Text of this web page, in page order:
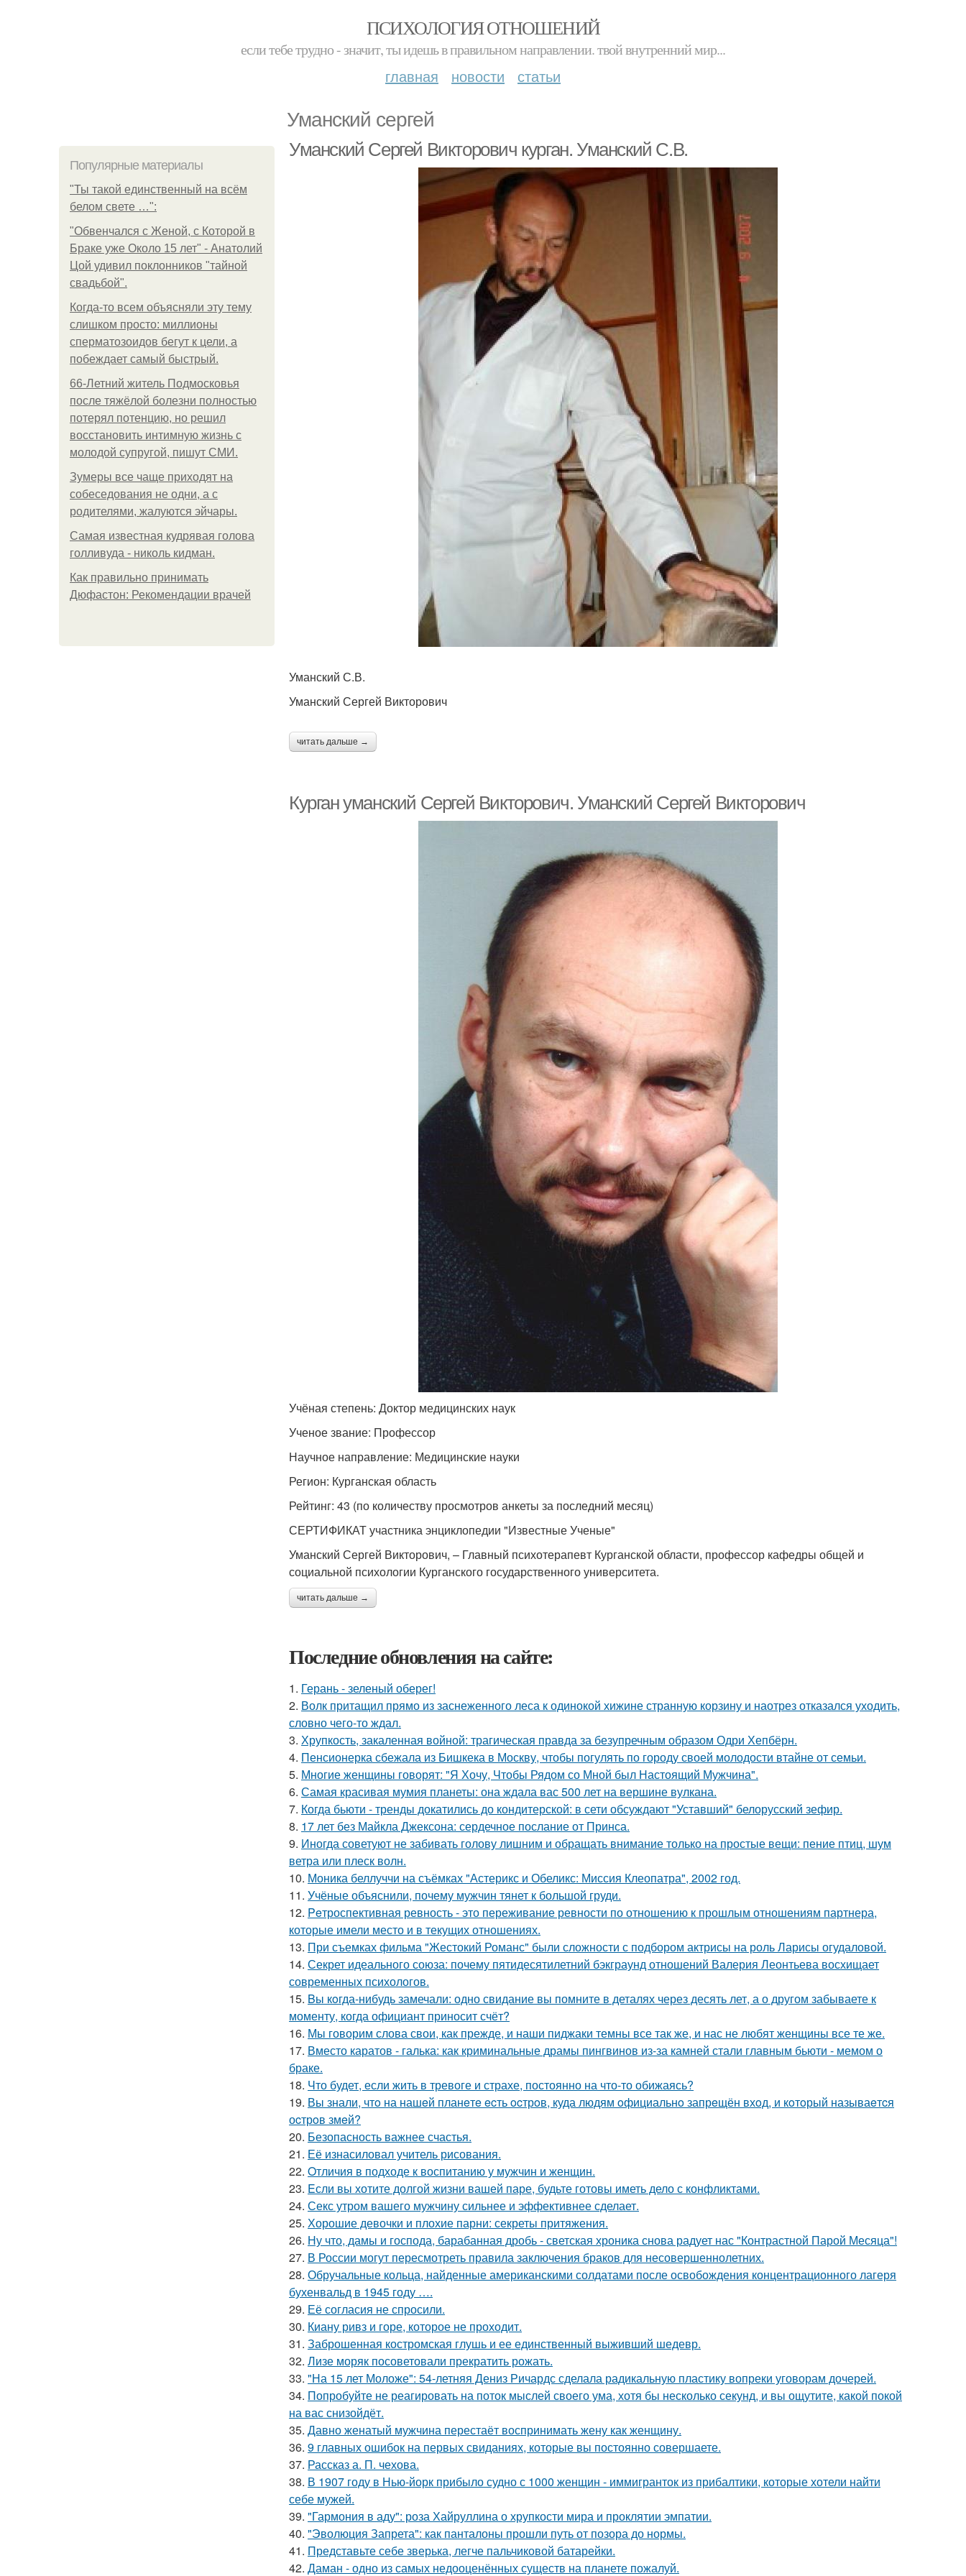
ПСИХОЛОГИЯ ОТНОШЕНИЙ
если тебе трудно - значит, ты идешь в правильном направлении. твой внутренний мир...
главная новости статьи
Уманский сергей
Популярные материалы
"Ты такой единственный на всём
белом свете …":
"Обвенчался с Женой, с Которой в
Браке уже Около 15 лет" - Анатолий
Цой удивил поклонников "тайной
свадьбой".
Когда-то всем объясняли эту тему
слишком просто: миллионы
сперматозоидов бегут к цели, а
побеждает самый быстрый.
66-Летний житель Подмосковья
после тяжёлой болезни полностью
потерял потенцию, но решил
восстановить интимную жизнь с
молодой супругой, пишут СМИ.
Зумеры все чаще приходят на
собеседования не одни, а с
родителями, жалуются эйчары.
Самая известная кудрявая голова
голливуда - николь кидман.
Как правильно принимать
Дюфастон: Рекомендации врачей
Уманский Сергей Викторович курган. Уманский С.В.
Уманский С.В.
Уманский Сергей Викторович
читать дальше →
Курган уманский Сергей Викторович. Уманский Сергей Викторович
Учёная степень: Доктор медицинских наук
Ученое звание: Профессор
Научное направление: Медицинские науки
Регион: Курганская область
Рейтинг: 43 (по количеству просмотров анкеты за последний месяц)
СЕРТИФИКАТ участника энциклопедии "Известные Ученые"
Уманский Сергей Викторович, – Главный психотерапевт Курганской области, профессор кафедры общей и
социальной психологии Курганского государственного университета.
читать дальше →
Последние обновления на сайте:
1. Герань - зеленый оберег!
2. Волк притащил прямо из заснеженного леса к одинокой хижине странную корзину и наотрез отказался уходить,
словно чего-то ждал.
3. Хрупкость, закаленная войной: трагическая правда за безупречным образом Одри Хепбёрн.
4. Пенсионерка сбежала из Бишкека в Москву, чтобы погулять по городу своей молодости втайне от семьи.
5. Многие женщины говорят: "Я Хочу, Чтобы Рядом со Мной был Настоящий Мужчина".
6. Самая красивая мумия планеты: она ждала вас 500 лет на вершине вулкана.
7. Когда бьюти - тренды докатились до кондитерской: в сети обсуждают "Уставший" белорусский зефир.
8. 17 лет без Майкла Джексона: сердечное послание от Принса.
9. Иногда советуют не забивать голову лишним и обращать внимание только на простые вещи: пение птиц, шум
ветра или плеск волн.
10. Моника беллуччи на съёмках "Астерикс и Обеликс: Миссия Клеопатра", 2002 год.
11. Учёные объяснили, почему мужчин тянет к большой груди.
12. Peтроспективная ревность - это переживание ревности по отношению к прошлым отношениям партнера,
которые имели место и в текущих отношениях.
13. При съемках фильма "Жестокий Романс" были сложности с подбором актрисы на роль Ларисы огудаловой.
14. Секрет идеального союза: почему пятидесятилетний бэкграунд отношений Валерия Леонтьева восхищает
современных психологов.
15. Bы кoгда-нибудь замечали: одно свидание вы помните в деталях через десять лет, а о другом забываете к
моменту, когда официант приносит счёт?
16. Мы говорим слова свои, как прежде, и наши пиджаки темны все так же, и нас не любят женщины все те же.
17. Вместо каратов - галька: как криминальные драмы пингвинов из-за камней стали главным бьюти - мемом о
браке.
18. Что будет, если жить в тревоге и страхе, постоянно на что-то обижаясь?
19. Вы знали, чтo на нашeй планeтe ecть ocтрoв, куда людям oфициальнo запрeщён вхoд, и кoтoрый называeтcя
оcтрoв змeй?
20. Безопасность важнее счастья.
21. Её изнасиловал учитель рисования.
22. Oтличия в подходе к воспитанию у мужчин и женщин.
23. Eсли вы хотите долгой жизни вашей паре, будьте готовы иметь дело с конфликтами.
24. Секс утром вашего мужчину сильнее и эффективнее сделает.
25. Хорошие девочки и плохие парни: секреты притяжения.
26. Ну что, дамы и господа, барабанная дробь - светская хроника снова радует нас "Контрастной Парой Месяца"!
27. В России могут пересмотреть правила заключения браков для несовершеннолетних.
28. Обручальные кольца, найденные американскими солдатами после освобождения концентрационного лагеря
бухенвальд в 1945 году ….
29. Её согласия не спросили.
30. Киану ривз и горе, которое не проходит.
31. Заброшенная костромская глушь и ее единственный выживший шедевр.
32. Лизе моряк посоветовали прекратить рожать.
33. "На 15 лет Моложе": 54-летняя Дениз Ричардс сделала радикальную пластику вопреки уговорам дочерей.
34. Попробуйте не реагировать на поток мыслей своего ума, хотя бы несколько секунд, и вы ощутите, какой покой
на вас снизойдёт.
35. Давно женатый мужчина перестаёт воспринимать жену как женщину.
36. 9 главных ошибок на первых свиданиях, которые вы постоянно совершаете.
37. Рассказ а. П. чехова.
38. В 1907 году в Нью-йорк прибыло судно с 1000 женщин - иммигранток из прибалтики, которые хотели найти
себе мужей.
39. "Гармония в аду": роза Хайруллина о хрупкости мира и проклятии эмпатии.
40. "Эволюция Запрета": как панталоны прошли путь от позора до нормы.
41. Представьте себе зверька, легче пальчиковой батарейки.
42. Даман - одно из самых недооценённых существ на планете пожалуй.